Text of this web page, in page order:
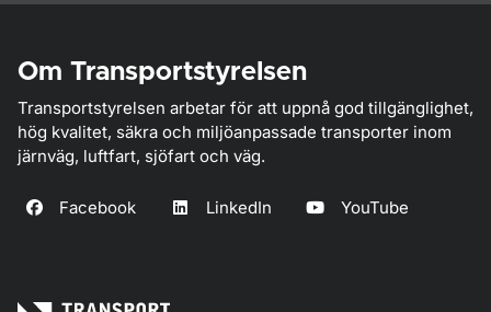
Om Transportstyrelsen
Transportstyrelsen arbetar för att uppnå god tillgänglighet,
hög kvalitet, säkra och miljöanpassade transporter inom
järnväg, luftfart, sjöfart och väg.
Facebook LinkedIn YouTube